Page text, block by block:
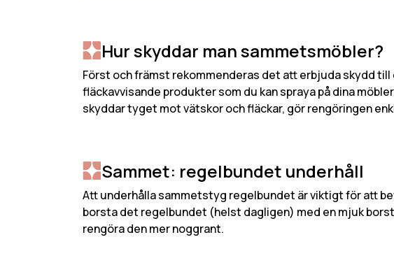
Hur skyddar man sammetsmöbler?
Först och främst rekommenderas det att erbjuda skydd
fläckavvisande produkter som du kan spraya på dina
skyddar tyget mot vätskor och fläckar, gör rengöringen
Sammet: regelbundet underhåll
Att underhålla sammetstyg regelbundet är viktigt för att
borsta det regelbundet (helst dagligen) med en mjuk
rengöra den mer noggrant.